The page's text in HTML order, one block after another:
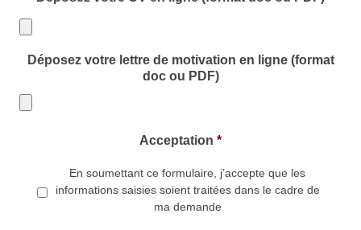
fichiers
pdf.
Déposez votre lettre de motivation en ligne (format
doc ou PDF)
acceptés
Acceptation *
En soumettant ce formulaire, j’accepte que les
informations saisies soient traitées dans le cadre de
ma demande